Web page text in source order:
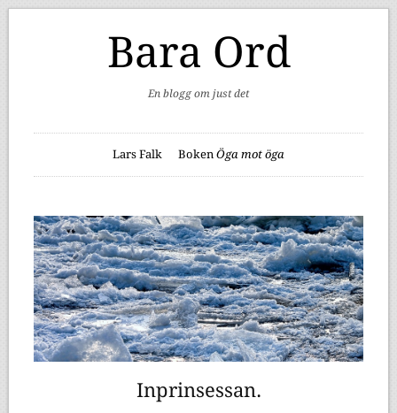
Bara Ord
En blogg om just det
Lars Falk Boken Öga mot öga
Inprinsessan.